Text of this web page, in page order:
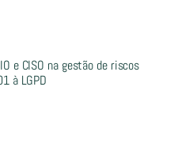
e CISO na gestão de riscos
à LGPD